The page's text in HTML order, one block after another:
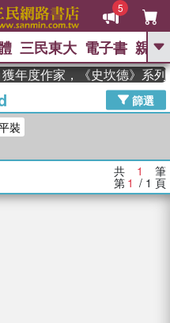
5
GO
東野圭吾 高希均教授回憶錄
Odyssey 、 父親節 、 如果歷
喵
、 數學女孩：黎曼猜想 、
走神經
三民東大 電子書 親子
年度作家，《史坎德》系列
篩選
裝
共 1 筆
第 1 / 1 頁